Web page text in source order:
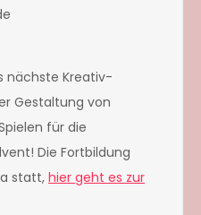
nächste Kreativ-
Gestaltung von
für die
Die Fortbildung
statt, hier geht es zur